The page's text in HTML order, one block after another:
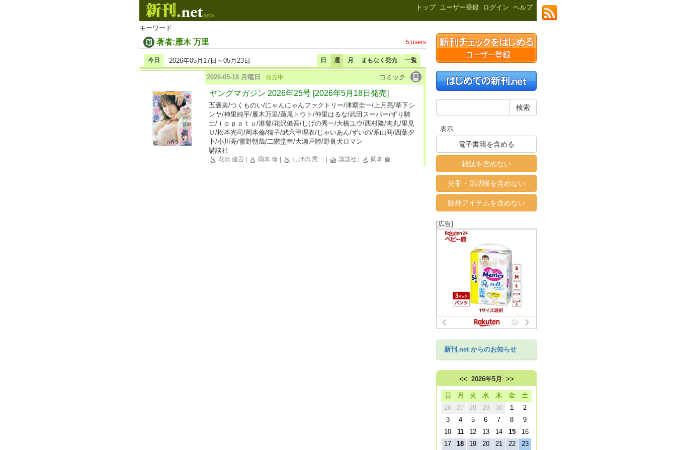
トップ ユーザー登録 ログイン ヘルプ
キーワード
著者:雁木 万里 5 users
日 週 月 まもなく発売 一覧
今日 2026年05月17日～05月23日
コミック
2026-05-18 月曜日 発売中
ヤングマガジン 2026年25号 [2026年5月18日発売]
五褒美/つくものい/にゃんにゃんファクトリー/津覇圭一/上月亮/草下シ
ンヤ/神里純平/雁木万里/蓮尾トウト/仲里はるな/武田スーパー/ずり騎
士/ｉｐｐａｔｕ/港發/花沢健吾/しげの秀一/大橋ユウ/西村隆/肉丸/里見
Ｕ/松本光司/岡本倫/猫子/武六甲理衣/じゃいあん/ずいの/系山冏/四葉夕
卜/小川亮/雪野朝哉/二階堂幸/大瀬戸陸/野良犬ロマン
講談社
花沢 健吾 岡本 倫 しげの 秀一 講談社 岡本 倫...
表示
電子書籍を含める
雑誌を含めない
分冊・単話版を含めない
除外アイテムを含めない
[広告]
新刊.net からのお知らせ
<< 2026年5月 >>
日 月 火 水 木 金
土
26
27 28 29 30 1
2
3
4 5 6 7 8
9
10
11 12 13 14 15
16
17
18 19 20 21 22 23